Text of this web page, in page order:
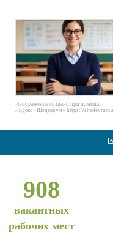
Изображение создано при помощи
Яндекс «Шедеврум» https://
908
вакантных
рабочих мест